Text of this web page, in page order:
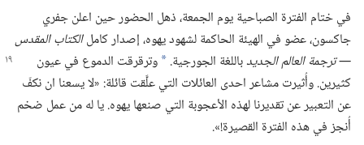
في ختام الفترة الصباحية يوم الجمعة،‏ ذهل الحضور حين اعلن جفري
جاكسون،‏ عضو في الهيئة الحاكمة لشهود يهوه،‏ إصدار كاملالكتاب المقدس
—‏ ترجمةالعالم الجديدباللغة الجورجية.‏ * وترقرقت الدموع في عيون
كثيرين.‏ وأُثيرت مشاعر احدى العائلات التي علَّقت قائلة:‏ «لا يسعنا ان نكفّ
عن التعبير عن تقديرنا لهذه الأعجوبة التي صنعها يهوه.‏ يا له من عمل ضخم
أُنجز في هذه الفترة القصيرة!‏».‏